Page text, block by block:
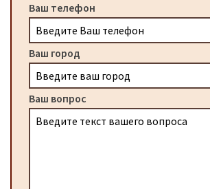
Ваш телефон
Ваш город
Ваш вопрос